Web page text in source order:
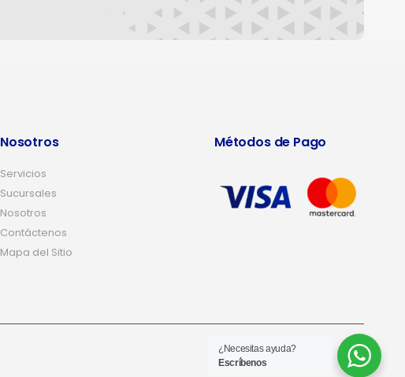
Nosotros
Servicios
Sucursales
Nosotros
Contáctenos
Mapa del Sitio
Métodos de Pago
¿Necesitas ayuda?
Escríbenos